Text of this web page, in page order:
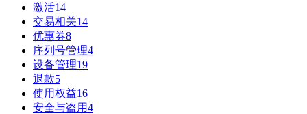
激活14
交易相关14
优惠券8
序列号管理4
设备管理19
退款5
使用权益16
安全与盗用4